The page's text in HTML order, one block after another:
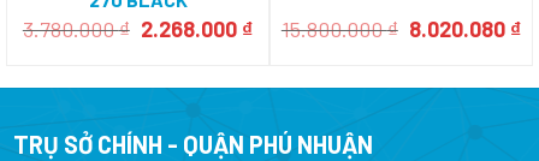
3.780.000₫ Giá
3.780.000 ₫.
2.268.000 ₫Giá
là:
15.800.000₫ Giá
15.800.000 ₫.
8.020.080 ₫
TRỤ SỞ CHÍNH - QUẬN PHÚ NHUẬN